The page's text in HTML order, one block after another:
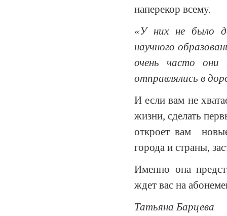
наперекор всему.
«У них не было
научного
очень часто
отправлялись в
И если вам не
жизни, сделать
откроет вам
города и страны,
Именно она
ждет вас на
Татьяна Барцева